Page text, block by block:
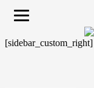
[sidebar_custom_right]